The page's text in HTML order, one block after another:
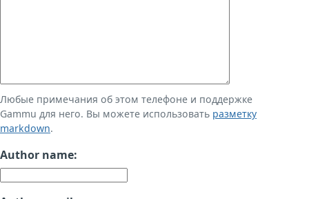
Любые примечания об этом телефоне и поддержке
Gammu для него. Вы можете использовать разметку
markdown.
Author name: